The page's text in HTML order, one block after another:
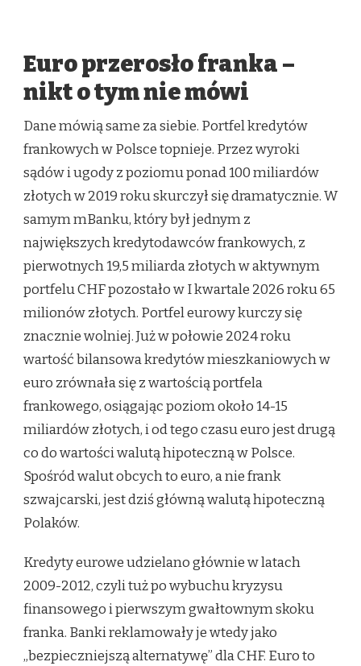
Euro przerosło franka –
nikt o tym nie mówi
Dane mówią same za siebie. Portfel kredytów
frankowych w Polsce topnieje. Przez wyroki
sądów i ugody z poziomu ponad 100 miliardów
złotych w 2019 roku skurczył się dramatycznie. W
samym mBanku, który był jednym z
największych kredytodawców frankowych, z
pierwotnych 19,5 miliarda złotych w aktywnym
portfelu CHF pozostało w I kwartale 2026 roku 65
milionów złotych. Portfel eurowy kurczy się
znacznie wolniej. Już w połowie 2024 roku
wartość bilansowa kredytów mieszkaniowych w
euro zrównała się z wartością portfela
frankowego, osiągając poziom około 14-15
miliardów złotych, i od tego czasu euro jest drugą
co do wartości walutą hipoteczną w Polsce.
Spośród walut obcych to euro, a nie frank
szwajcarski, jest dziś główną walutą hipoteczną
Polaków.
Kredyty eurowe udzielano głównie w latach
2009-2012, czyli tuż po wybuchu kryzysu
finansowego i pierwszym gwałtownym skoku
franka. Banki reklamowały je wtedy jako
„bezpieczniejszą alternatywę” dla CHF. Euro to